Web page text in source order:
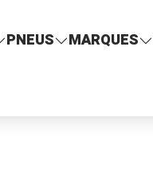
PNEUS MARQUES